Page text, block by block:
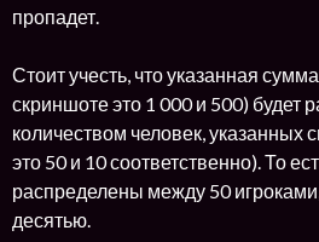
пропадет.
Стоит учесть, что указанная
скриншоте это 1 000 и 500) будет
количеством человек, указанных
это 50 и 10 соответственно). То
распределены между 50
десятью.